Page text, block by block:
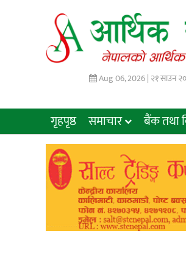
Aug 06, 2026 | २१ साउन
गृहपृष्ठ समाचार बैंक तथा